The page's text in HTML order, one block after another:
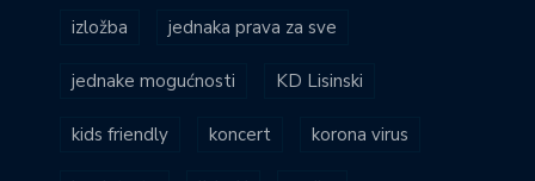
izložba jednaka prava za sve
jednake mogućnosti KD Lisinski
kids friendly koncert korona virus